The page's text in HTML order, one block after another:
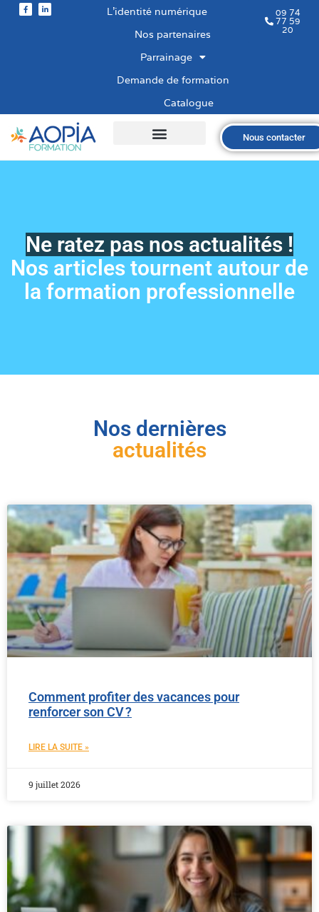
L’identité numérique
Nos partenaires
Parrainage
Demande de formation
Catalogue
09 74
77 59
20
Nous contacter
Ne ratez pas nos actualités !
Nos articles tournent autour de
la formation professionnelle
Nos dernières
actualités
Comment profiter des vacances pour
renforcer son CV ?
LIRE LA SUITE »
9 juillet 2026